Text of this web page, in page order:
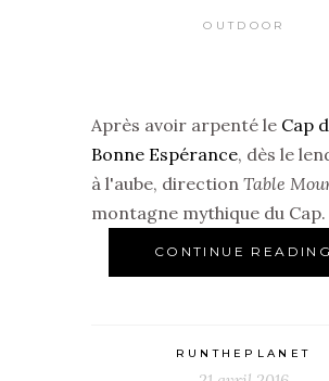
OUTDOOR
Après avoir arpenté le Cap
Bonne Espérance, dès le
à l'aube, direction Table
montagne mythique du Cap.
CONTINUE READING
RUNTHEPLANET